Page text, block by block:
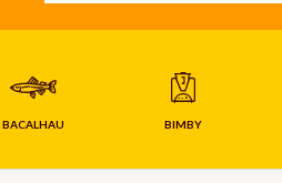
BACALHAU BIMBY